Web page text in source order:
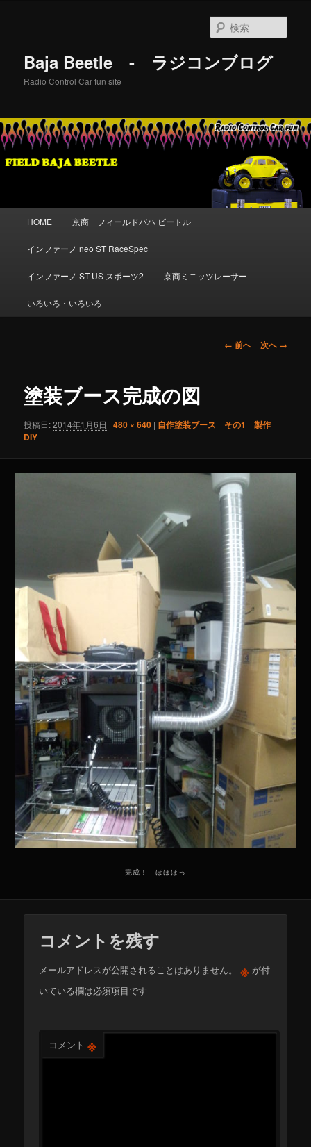
へ
移
動
Baja Beetle - ラジコンブログ
Radio Control Car fun site
索
HOME 京商 フィールドバハ ビートル
インファーノ neo ST RaceSpec
インファーノ ST US スポーツ2 京商ミニッツレーサー
いろいろ・いろいろ
画
シ
ン
← 前へ 次へ →
塗装ブース完成の図
投稿日:2014年1月6日 |480 × 640 | 自作塗装ブース その1 製作
DIY
完成！ ほほほっ
コメントを残す
メールアドレスが公開されることはありません。 ※ が付
いている欄は必須項目です
コメント ※